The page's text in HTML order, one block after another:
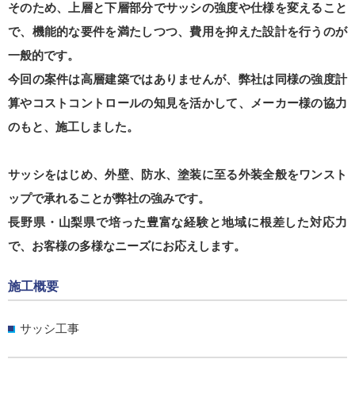
そのため、上層と下層部分でサッシの強度や仕様を変えること
で、機能的な要件を満たしつつ、費用を抑えた設計を行うのが
一般的です。
今回の案件は高層建築ではありませんが、弊社は同様の強度計
算やコストコントロールの知見を活かして、メーカー様の協力
のもと、施工しました。
サッシをはじめ、外壁、防水、塗装に至る外装全般をワンスト
ップで承れることが弊社の強みです。
長野県・山梨県で培った豊富な経験と地域に根差した対応力
で、お客様の多様なニーズにお応えします。
施工概要
サッシ工事